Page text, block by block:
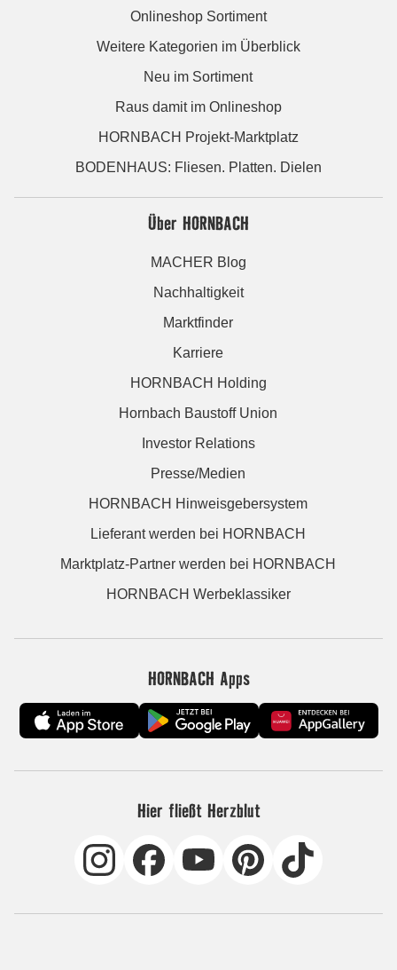
Onlineshop Sortiment
Weitere Kategorien im Überblick
Neu im Sortiment
Raus damit im Onlineshop
HORNBACH Projekt-Marktplatz
BODENHAUS: Fliesen. Platten. Dielen
Über HORNBACH
MACHER Blog
Nachhaltigkeit
Marktfinder
Karriere
HORNBACH Holding
Hornbach Baustoff Union
Investor Relations
Presse/Medien
HORNBACH Hinweisgebersystem
Lieferant werden bei HORNBACH
Marktplatz-Partner werden bei HORNBACH
HORNBACH Werbeklassiker
HORNBACH Apps
Hier fließt Herzblut